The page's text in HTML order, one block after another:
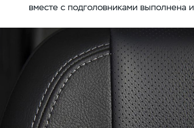
вместе с подголовниками выполнена